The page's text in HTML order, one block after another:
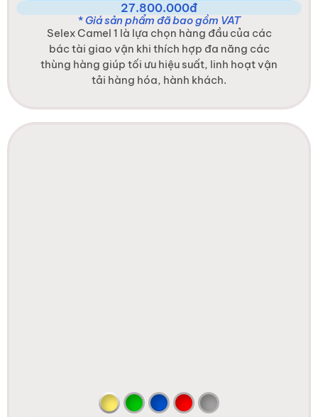
27.800.000đ
* Giá sản phẩm đã bao gồm VAT
Selex Camel 1 là lựa chọn hàng đầu của các
bác tài giao vận khi thích hợp đa năng các
thùng hàng giúp tối ưu hiệu suất, linh hoạt vận
tải hàng hóa, hành khách.